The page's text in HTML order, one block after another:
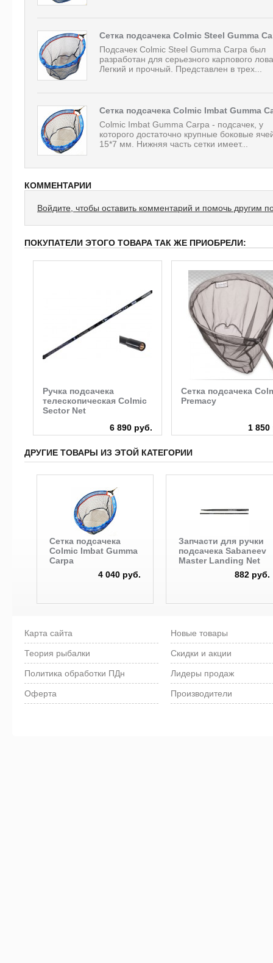
Сетка подсачека Colmic Steel Gumma
Подсачек Colmic Steel Gumma Carpa был
разработан для серьезного карпового
Легкий и прочный. Представлен в трех...
Сетка подсачека Colmic Imbat Gumma
Colmic Imbat Gumma Carpa - подсачек, у
которого достаточно крупные боковые
15*7 мм. Нижняя часть сетки имеет...
КОММЕНТАРИИ
Войдите, чтобы оставить комментарий и помочь другим
ПОКУПАТЕЛИ ЭТОГО ТОВАРА ТАК ЖЕ ПРИОБРЕЛИ:
Ручка подсачека
телескопическая Colmic
Sector Net
6 890 руб.
Сетка подсачека
Premacy
1 850
ДРУГИЕ ТОВАРЫ ИЗ ЭТОЙ КАТЕГОРИИ
Сетка подсачека
Colmic Imbat Gumma
Carpa
4 040 руб.
Запчасти для ручки
подсачека Sabaneev
Master Landing Net
882 руб.
Карта сайта
Теория рыбалки
Политика обработки ПДн
Оферта
Новые товары
Скидки и акции
Лидеры продаж
Производители